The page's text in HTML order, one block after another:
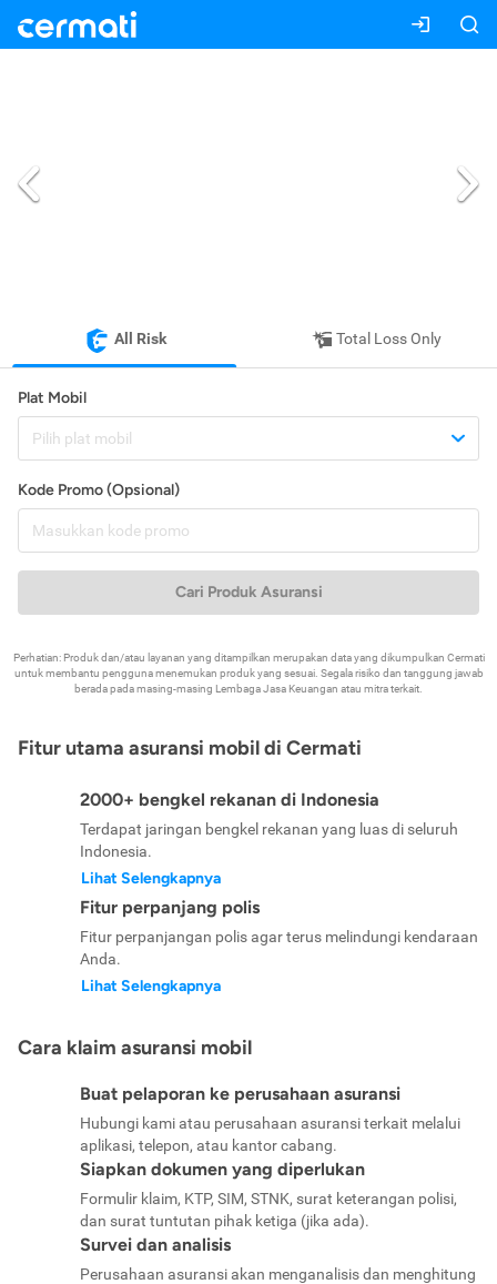
All Risk Total Loss Only
Plat Mobil
Pilih plat mobil
Kode Promo (Opsional)
Cari Produk Asuransi
Perhatian: Produk dan/atau layanan yang ditampilkan merupakan data yang dikumpulkan Cermati
untuk membantu pengguna menemukan produk yang sesuai. Segala risiko dan tanggung jawab
berada pada masing-masing Lembaga Jasa Keuangan atau mitra terkait.
Fitur utama asuransi mobil di Cermati
2000+ bengkel rekanan di Indonesia
Terdapat jaringan bengkel rekanan yang luas di seluruh
Indonesia.
Lihat Selengkapnya
Fitur perpanjang polis
Fitur perpanjangan polis agar terus melindungi kendaraan
Anda.
Lihat Selengkapnya
Cara klaim asuransi mobil
Buat pelaporan ke perusahaan asuransi
Hubungi kami atau perusahaan asuransi terkait melalui
aplikasi, telepon, atau kantor cabang.
Siapkan dokumen yang diperlukan
Formulir klaim, KTP, SIM, STNK, surat keterangan polisi,
dan surat tuntutan pihak ketiga (jika ada).
Survei dan analisis
Perusahaan asuransi akan menganalisis dan menghitung